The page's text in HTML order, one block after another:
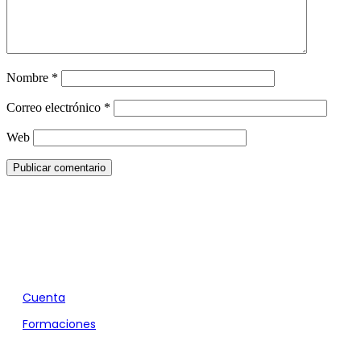
Nombre *
Correo electrónico *
Web
Cuenta
Formaciones